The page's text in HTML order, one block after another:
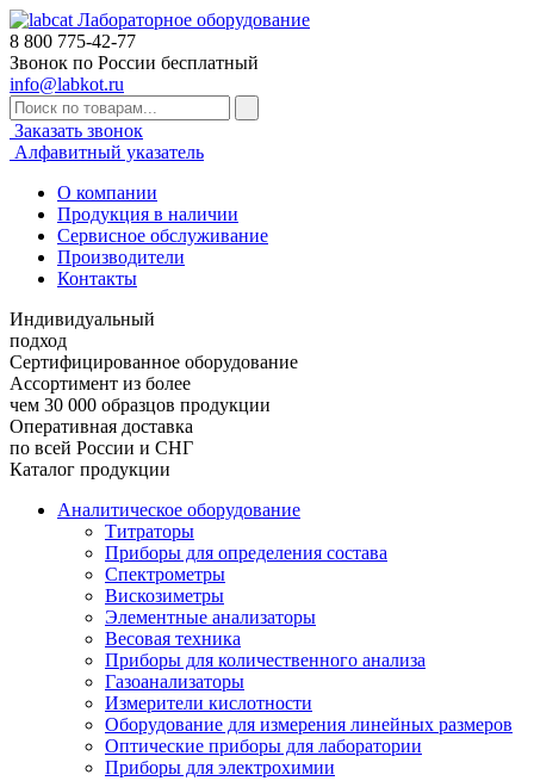
Лабораторное оборудование
8 800 775-42-77
Звонок по России бесплатный
info@labkot.ru
Заказать звонок
Алфавитный указатель
О компании
Продукция в наличии
Сервисное обслуживание
Производители
Контакты
Индивидуальный
подход
Сертифицированное оборудование
Ассортимент из более
чем 30 000 образцов продукции
Оперативная доставка
по всей России и СНГ
Каталог продукции
Аналитическое оборудование
Титраторы
Приборы для определения состава
Спектрометры
Вискозиметры
Элементные анализаторы
Весовая техника
Приборы для количественного анализа
Газоанализаторы
Измерители кислотности
Оборудование для измерения линейных размеров
Оптические приборы для лаборатории
Приборы для электрохимии